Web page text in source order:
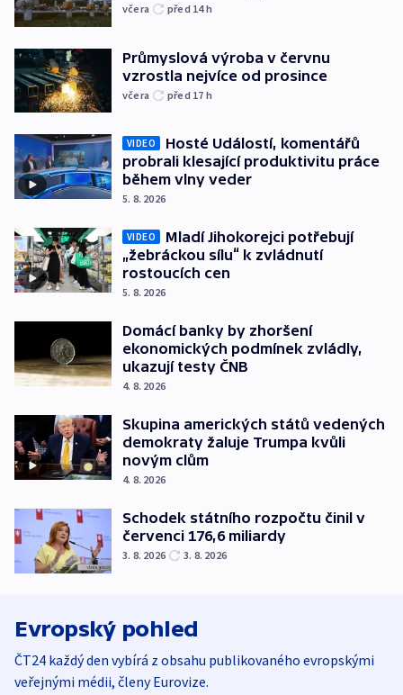
včera před 14h
Průmyslová výroba v červnu
vzrostla nejvíce od prosince
včera před 17 h
VIDEO
Hosté Událostí, komentářů
probrali klesající produktivitu práce
během vlny veder
5. 8. 2026
VIDEO
Mladí Jihokorejci potřebují
„žebráckou sílu“ k zvládnutí
rostoucích cen
5. 8. 2026
Domácí banky by zhoršení
ekonomických podmínek zvládly,
ukazují testy ČNB
4. 8. 2026
Skupina amerických států vedených
demokraty žaluje Trumpa kvůli
novým clům
4. 8. 2026
Schodek státního rozpočtu činil v
červenci 176,6 miliardy
3. 8. 2026 3. 8. 2026
Evropský pohled
ČT24 každý den vybírá z obsahu publikovaného evropskými
veřejnými médii, členy Eurovize.